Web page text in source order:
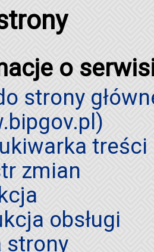
o
strony
zmian
obsługi
strony